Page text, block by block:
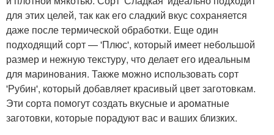
для этих целей, так как его сладкий вкус сохраняется
даже после термической обработки. Еще один
подходящий сорт — 'Плюс', который имеет небольшой
размер и нежную текстуру, что делает его идеальным
для маринования. Также можно использовать сорт
'Рубин', который добавляет красивый цвет заготовкам.
Эти сорта помогут создать вкусные и ароматные
заготовки, которые порадуют вас и ваших близких.